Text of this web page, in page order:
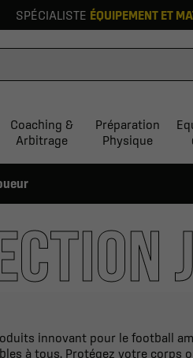
SPÉCIALISTE ÉQUIPEMENT ET
Coaching &
Arbitrage
Préparation
Physique
innovant pour le football
à tous. Protégez votre corps